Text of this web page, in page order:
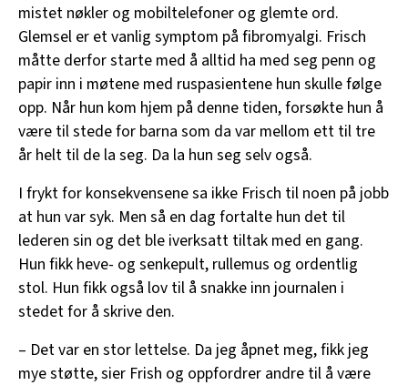
mistet nøkler og mobiltelefoner og glemte ord.
Glemsel er et vanlig symptom på fibromyalgi. Frisch
måtte derfor starte med å alltid ha med seg penn og
papir inn i møtene med ruspasientene hun skulle følge
opp. Når hun kom hjem på denne tiden, forsøkte hun å
være til stede for barna som da var mellom ett til tre
år helt til de la seg. Da la hun seg selv også.
I frykt for konsekvensene sa ikke Frisch til noen på jobb
at hun var syk. Men så en dag fortalte hun det til
lederen sin og det ble iverksatt tiltak med en gang.
Hun fikk heve- og senkepult, rullemus og ordentlig
stol. Hun fikk også lov til å snakke inn journalen i
stedet for å skrive den.
– Det var en stor lettelse. Da jeg åpnet meg, fikk jeg
mye støtte, sier Frish og oppfordrer andre til å være